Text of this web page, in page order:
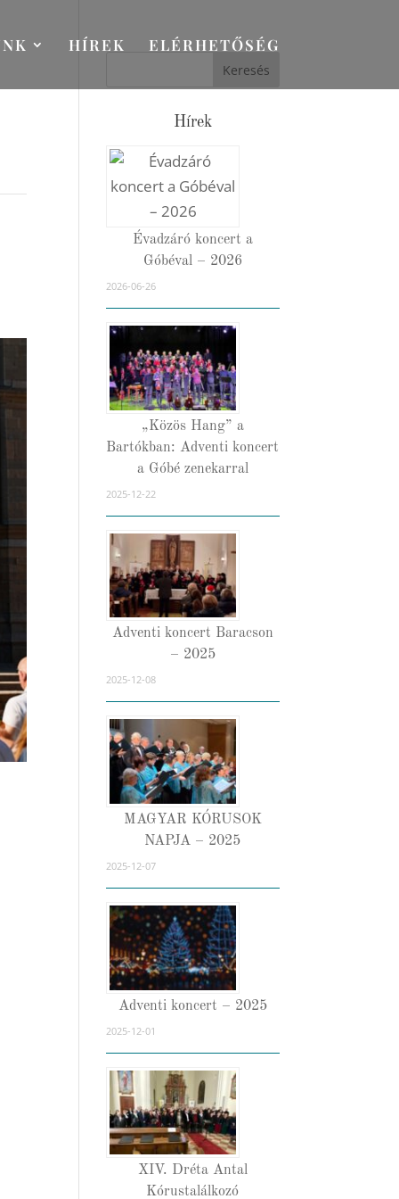
HÍREK ELÉRHETŐSÉG
Hírek
Évadzáró koncert a
Góbéval – 2026
2026-06-26
„Közös Hang” a
Bartókban: Adventi koncert
a Góbé zenekarral
2025-12-22
Adventi koncert Baracson
– 2025
2025-12-08
MAGYAR KÓRUSOK
NAPJA – 2025
2025-12-07
Adventi koncert – 2025
2025-12-01
XIV. Dréta Antal
Kórustalálkozó